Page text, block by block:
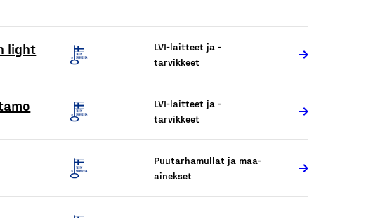
light
LVI-laitteet ja -
tarvikkeet
LVI-laitteet ja -
tarvikkeet
Puutarhamullat ja maa-
ainekset